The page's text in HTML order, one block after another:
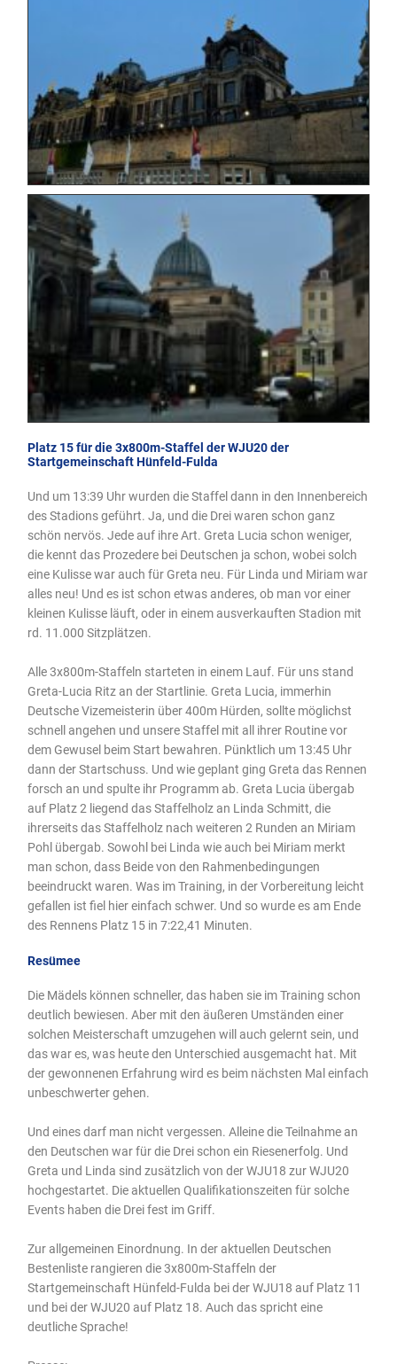
Platz 15 für die 3x800m-Staffel der WJU20 der
Startgemeinschaft Hünfeld-Fulda
Und um 13:39 Uhr wurden die Staffel dann in den Innenbereich
des Stadions geführt. Ja, und die Drei waren schon ganz
schön nervös. Jede auf ihre Art. Greta Lucia schon weniger,
die kennt das Prozedere bei Deutschen ja schon, wobei solch
eine Kulisse war auch für Greta neu. Für Linda und Miriam war
alles neu! Und es ist schon etwas anderes, ob man vor einer
kleinen Kulisse läuft, oder in einem ausverkauften Stadion mit
rd. 11.000 Sitzplätzen.
Alle 3x800m-Staffeln starteten in einem Lauf. Für uns stand
Greta-Lucia Ritz an der Startlinie. Greta Lucia, immerhin
Deutsche Vizemeisterin über 400m Hürden, sollte möglichst
schnell angehen und unsere Staffel mit all ihrer Routine vor
dem Gewusel beim Start bewahren. Pünktlich um 13:45 Uhr
dann der Startschuss. Und wie geplant ging Greta das Rennen
forsch an und spulte ihr Programm ab. Greta Lucia übergab
auf Platz 2 liegend das Staffelholz an Linda Schmitt, die
ihrerseits das Staffelholz nach weiteren 2 Runden an Miriam
Pohl übergab. Sowohl bei Linda wie auch bei Miriam merkt
man schon, dass Beide von den Rahmenbedingungen
beeindruckt waren. Was im Training, in der Vorbereitung leicht
gefallen ist fiel hier einfach schwer. Und so wurde es am Ende
des Rennens Platz 15 in 7:22,41 Minuten.
Resümee
Die Mädels können schneller, das haben sie im Training schon
deutlich bewiesen. Aber mit den äußeren Umständen einer
solchen Meisterschaft umzugehen will auch gelernt sein, und
das war es, was heute den Unterschied ausgemacht hat. Mit
der gewonnenen Erfahrung wird es beim nächsten Mal einfach
unbeschwerter gehen.
Und eines darf man nicht vergessen. Alleine die Teilnahme an
den Deutschen war für die Drei schon ein Riesenerfolg. Und
Greta und Linda sind zusätzlich von der WJU18 zur WJU20
hochgestartet. Die aktuellen Qualifikationszeiten für solche
Events haben die Drei fest im Griff.
Zur allgemeinen Einordnung. In der aktuellen Deutschen
Bestenliste rangieren die 3x800m-Staffeln der
Startgemeinschaft Hünfeld-Fulda bei der WJU18 auf Platz 11
und bei der WJU20 auf Platz 18. Auch das spricht eine
deutliche Sprache!